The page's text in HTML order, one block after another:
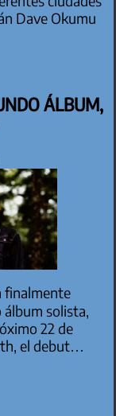
Dave Okumu
ÁLBUM,
finalmente
álbum solista,
22 de
el debut…